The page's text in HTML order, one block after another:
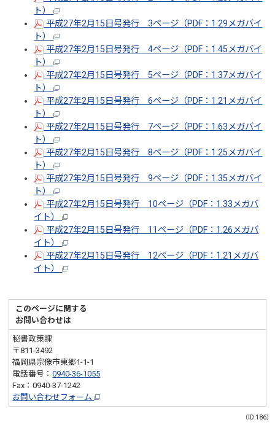
ト）
平成27年2月15日号発行 3ページ（PDF：1.29メガバイ
ト）
平成27年2月15日号発行 4ページ（PDF：1.45メガバイ
ト）
平成27年2月15日号発行 5ページ（PDF：1.37メガバイ
ト）
平成27年2月15日号発行 6ページ（PDF：1.21メガバイ
ト）
平成27年2月15日号発行 7ページ（PDF：1.63メガバイ
ト）
平成27年2月15日号発行 8ページ（PDF：1.25メガバイ
ト）
平成27年2月15日号発行 9ページ（PDF：1.35メガバイ
ト）
平成27年2月15日号発行 10ページ（PDF：1.33メガバ
イト）
平成27年2月15日号発行 11ページ（PDF：1.26メガバ
イト）
平成27年2月15日号発行 12ページ（PDF：1.21メガバ
イト）
このページに関する
お問い合わせは
秘書政策課
〒811-3492
福岡県宗像市東郷1-1-1
電話番号：0940-36-1055
Fax：0940-37-1242
お問い合わせフォーム
（ID:186）